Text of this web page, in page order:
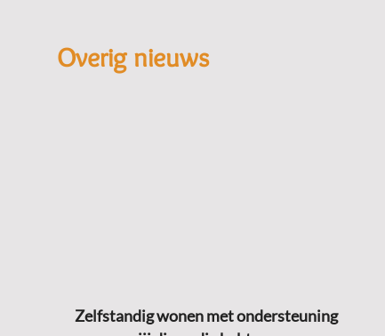
Overig nieuws
Zelfstandig wonen met ondersteuning